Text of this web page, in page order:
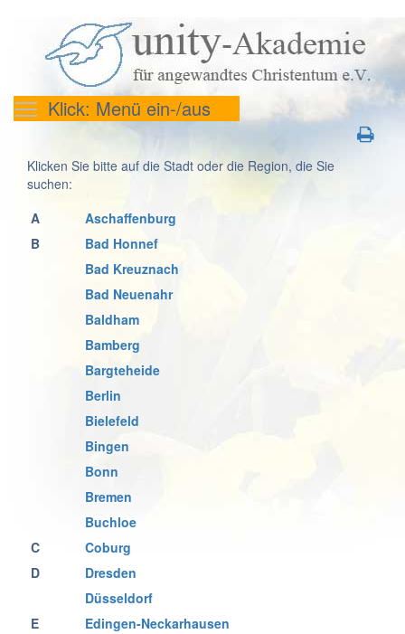
Klick: Menü ein-/aus
Klicken Sie bitte auf die Stadt oder die Region, die Sie
suchen:
A
Aschaffenburg
B
Bad Honnef
Bad Kreuznach
Bad Neuenahr
Baldham
Bamberg
Bargteheide
Berlin
Bielefeld
Bingen
Bonn
Bremen
Buchloe
C
Coburg
D
Dresden
Düsseldorf
E
Edingen-Neckarhausen